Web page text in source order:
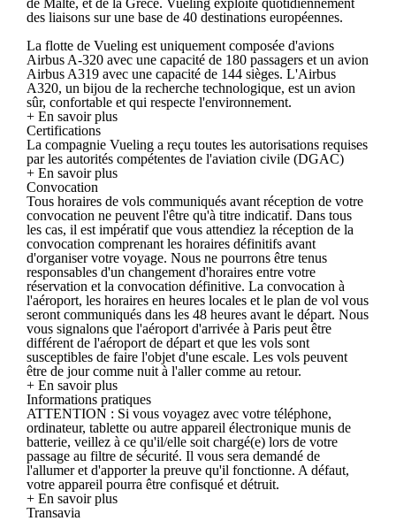
des liaisons sur une base de 40 destinations européennes.
La flotte de Vueling est uniquement composée d'avions
Airbus A-320 avec une capacité de 180 passagers et un avion
Airbus A319 avec une capacité de 144 sièges. L'Airbus
A320, un bijou de la recherche technologique, est un avion
sûr, confortable et qui respecte l'environnement.
+ En savoir plus
Certifications
La compagnie Vueling a reçu toutes les autorisations requises
par les autorités compétentes de l'aviation civile (DGAC)
+ En savoir plus
Convocation
Tous horaires de vols communiqués avant réception de votre
convocation ne peuvent l'être qu'à titre indicatif. Dans tous
les cas, il est impératif que vous attendiez la réception de la
convocation comprenant les horaires définitifs avant
d'organiser votre voyage. Nous ne pourrons être tenus
responsables d'un changement d'horaires entre votre
réservation et la convocation définitive. La convocation à
l'aéroport, les horaires en heures locales et le plan de vol vous
seront communiqués dans les 48 heures avant le départ. Nous
vous signalons que l'aéroport d'arrivée à Paris peut être
différent de l'aéroport de départ et que les vols sont
susceptibles de faire l'objet d'une escale. Les vols peuvent
être de jour comme nuit à l'aller comme au retour.
+ En savoir plus
Informations pratiques
ATTENTION : Si vous voyagez avec votre téléphone,
ordinateur, tablette ou autre appareil électronique munis de
batterie, veillez à ce qu'il/elle soit chargé(e) lors de votre
passage au filtre de sécurité. Il vous sera demandé de
l'allumer et d'apporter la preuve qu'il fonctionne. A défaut,
votre appareil pourra être confisqué et détruit.
+ En savoir plus
Transavia